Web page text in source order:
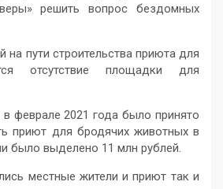
решить вопрос бездомных
пути строительства приюта для
отсутствие площадки для
феврале 2021 года было принято
приют для бродячих животных в
было выделено 11 млн рублей.
местные жители и приют так и